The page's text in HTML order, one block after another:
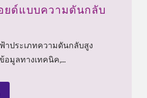
ยด์แบบความดันกลับ
าประเภทความดันกลับสูง
อมูลทางเทคนิค,...